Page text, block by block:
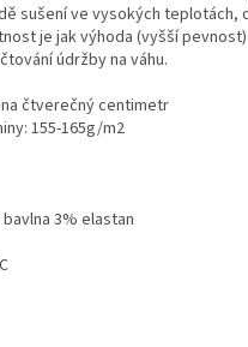
sušení ve vysokých teplotách,
je jak výhoda (vyšší
údržby na váhu.
čtverečný centimetr
155-165g/m2
3% elastan